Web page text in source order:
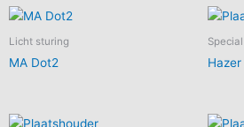
Licht sturing
MA Dot2